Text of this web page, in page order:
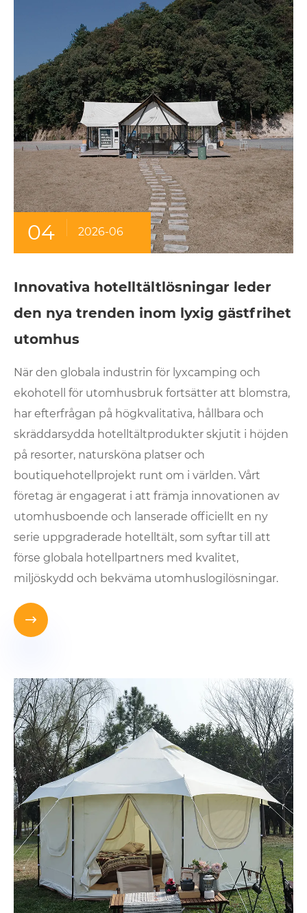
04 2026-06
Innovativa hotelltältlösningar leder
den nya trenden inom lyxig gästfrihet
utomhus
När den globala industrin för lyxcamping och
ekohotell för utomhusbruk fortsätter att blomstra,
har efterfrågan på högkvalitativa, hållbara och
skräddarsydda hotelltältprodukter skjutit i höjden
på resorter, natursköna platser och
boutiquehotellprojekt runt om i världen. Vårt
företag är engagerat i att främja innovationen av
utomhusboende och lanserade officiellt en ny
serie uppgraderade hotelltält, som syftar till att
förse globala hotellpartners med kvalitet,
miljöskydd och bekväma utomhuslogilösningar.
